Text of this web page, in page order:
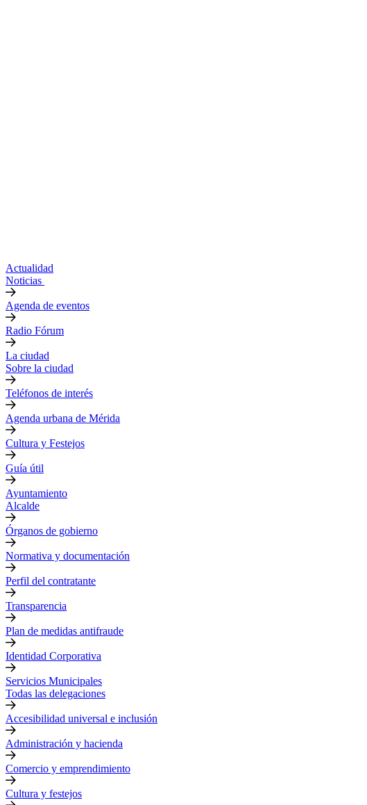
Actualidad
Noticias
Agenda de eventos
Radio Fórum
La ciudad
Sobre la ciudad
Teléfonos de interés
Agenda urbana de Mérida
Cultura y Festejos
Guía útil
Ayuntamiento
Alcalde
Órganos de gobierno
Normativa y documentación
Perfil del contratante
Transparencia
Plan de medidas antifraude
Identidad Corporativa
Servicios Municipales
Todas las delegaciones
Accesibilidad universal e inclusión
Administración y hacienda
Comercio y emprendimiento
Cultura y festejos